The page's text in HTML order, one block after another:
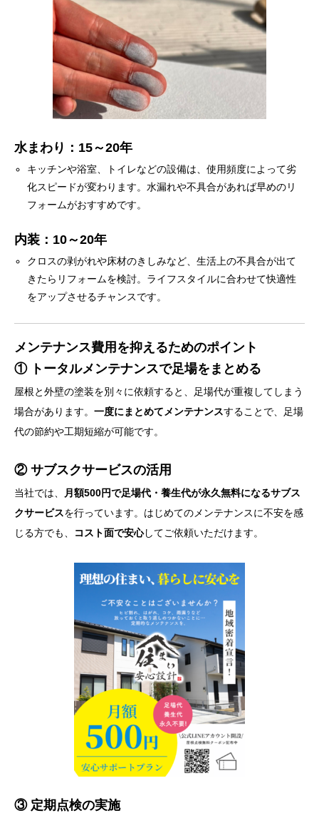
水まわり：15～20年
キッチンや浴室、トイレなどの設備は、使用頻度によって劣
化スピードが変わります。水漏れや不具合があれば早めのリ
フォームがおすすめです。
内装：10～20年
クロスの剥がれや床材のきしみなど、生活上の不具合が出て
きたらリフォームを検討。ライフスタイルに合わせて快適性
をアップさせるチャンスです。
メンテナンス費用を抑えるためのポイント
① トータルメンテナンスで足場をまとめる
屋根と外壁の塗装を別々に依頼すると、足場代が重複してしまう
場合があります。 一度にまとめてメンテナンスすることで、足場
代の節約や工期短縮が可能です。
② サブスクサービスの活用
当社では、
月額500円で足場代・養生代が永久無料になるサブス
クサービスを行っています。はじめてのメンテナンスに不安を感
じる方でも、
コスト面で安心してご依頼いただけます。
③ 定期点検の実施